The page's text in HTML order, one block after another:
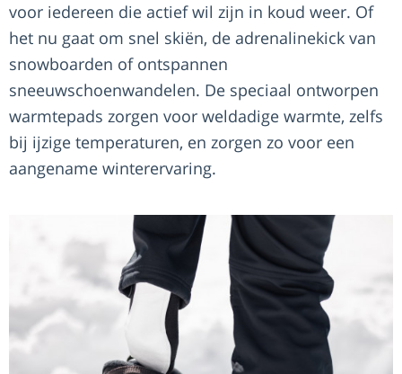
voor iedereen die actief wil zijn in koud weer. Of
het nu gaat om snel skiën, de adrenalinekick van
snowboarden of ontspannen
sneeuwschoenwandelen. De speciaal ontworpen
warmtepads zorgen voor weldadige warmte, zelfs
bij ijzige temperaturen, en zorgen zo voor een
aangename winterervaring.